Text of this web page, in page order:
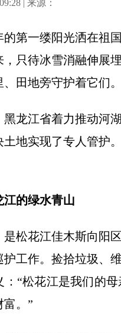
| 来源：
的第一缕阳光洒在祖
只待冰雪消融伸展
田地旁守护着它们
黑龙江省着力推动河
土地实现了专人管护
江的绿水青山
是松花江佳木斯向阳
护工作。捡拾垃圾、
：“松花江是我们的
富。”